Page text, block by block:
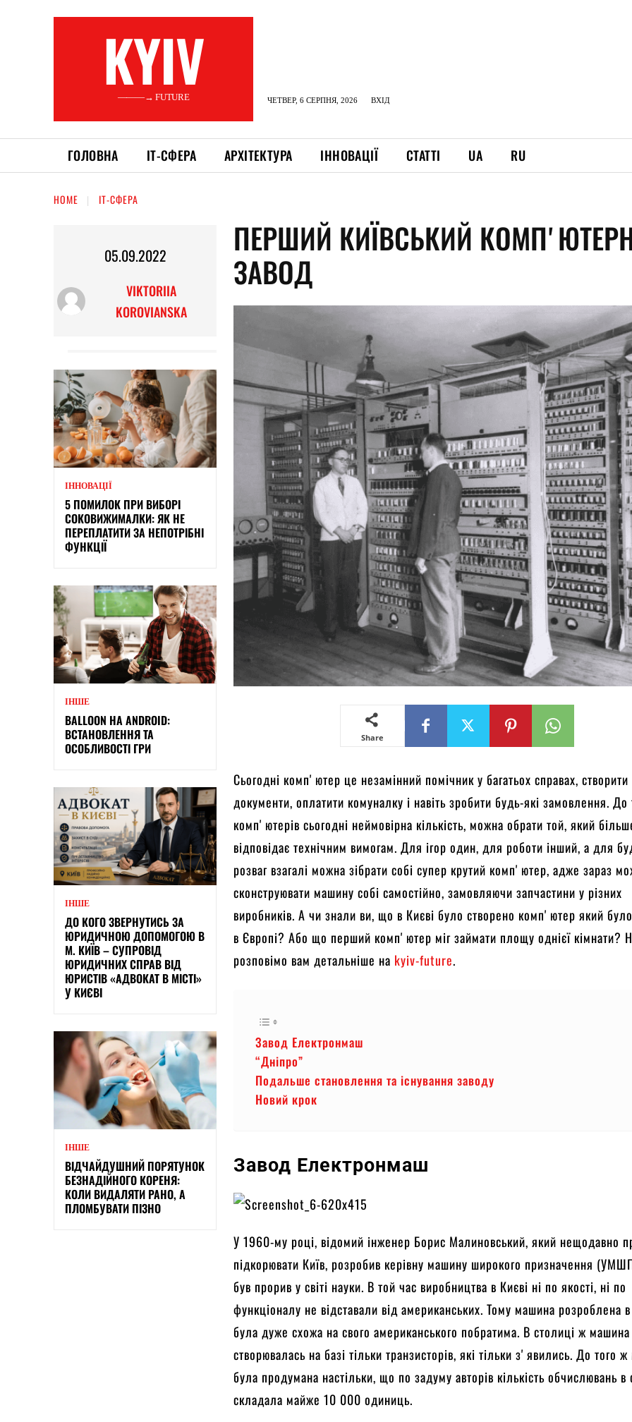
KYIV
———→ FUTURE ЧЕТВЕР, 6 СЕРПНЯ, 2026 ВХІД
ГОЛОВНА ІТ-СФЕРА АРХІТЕКТУРА ІННОВАЦІЇ СТАТТІ UA RU
HOME ІТ-СФЕРА
05.09.2022
VIKTORIIA
KOROVIANSKA
ІННОВАЦІЇ
5 ПОМИЛОК ПРИ ВИБОРІ
СОКОВИЖИМАЛКИ: ЯК НЕ
ПЕРЕПЛАТИТИ ЗА НЕПОТРІБНІ
ФУНКЦІЇ
ІНШЕ
BALLOON НА ANDROID:
ВСТАНОВЛЕННЯ ТА
ОСОБЛИВОСТІ ГРИ
ІНШЕ
ДО КОГО ЗВЕРНУТИСЬ ЗА
ЮРИДИЧНОЮ ДОПОМОГОЮ В
М. КИЇВ – СУПРОВІД
ЮРИДИЧНИХ СПРАВ ВІД
ЮРИСТІВ «АДВОКАТ В МІСТІ»
У КИЄВІ
ІНШЕ
ВІДЧАЙДУШНИЙ ПОРЯТУНОК
БЕЗНАДІЙНОГО КОРЕНЯ:
КОЛИ ВИДАЛЯТИ РАНО, А
ПЛОМБУВАТИ ПІЗНО
ПЕРШИЙ КИЇВСЬКИЙ
ЗАВОД
Share
Сьогодні компʼютер це незамінний помічник у багатьох справах, створити
документи, оплатити комуналку і навіть зробити будь-які замовлення. До
компʼютерів сьогодні неймовірна кількість, можна обрати той, який
відповідає технічним вимогам. Для ігор один, для роботи інший, а для
розваг взагалі можна зібрати собі супер крутий компʼютер, адже зараз
сконструювати машину собі самостійно, замовляючи запчастини у різних
виробників. А чи знали ви, що в Києві було створено компʼютер який
в Європі? Або що перший компʼютер міг займати площу однієї кімнати?
розповімо вам детальніше на kyiv-future.
Завод Електронмаш
“Дніпро”
Подальше становлення та існування заводу
Новий крок
Завод Електронмаш
У 1960-му році, відомий інженер Борис Малиновський, який нещодавно
підкорювати Київ, розробив керівну машину широкого призначення
був прорив у світі науки. В той час виробництва в Києві ні по якості, ні по
функціоналу не відставали від американських. Тому машина розроблена в
була дуже схожа на свого американського побратима. В столиці ж машина
створювалась на базі тільки транзисторів, які тільки зʼявились. До того
була продумана настільки, що по задуму авторів кількість обчислювань в
складала майже 10 000 одиниць.